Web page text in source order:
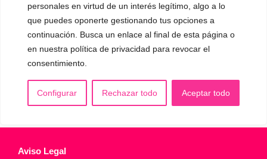
personales en virtud de un interés legítimo, algo a lo
que puedes oponerte gestionando tus opciones a
continuación. Busca un enlace al final de esta página o
en nuestra política de privacidad para revocar el
consentimiento.
Configurar Rechazar todo Aceptar todo
CONTACTO Y CITAS
✅Pide tu CITA ONLINE
Email :contacto@femivoz.es
Aviso Legal